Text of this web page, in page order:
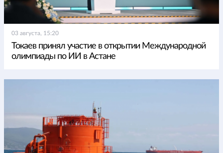
03 августа, 15:20
Токаев принял участие в открытии Международной
олимпиады по ИИ в Астане